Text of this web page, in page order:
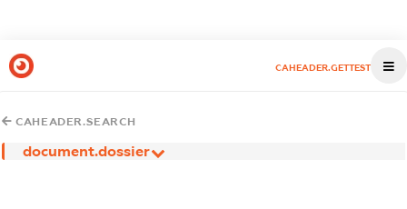
CAHEADER.GETTEST
CAHEADER.SEARCH
document.dossier